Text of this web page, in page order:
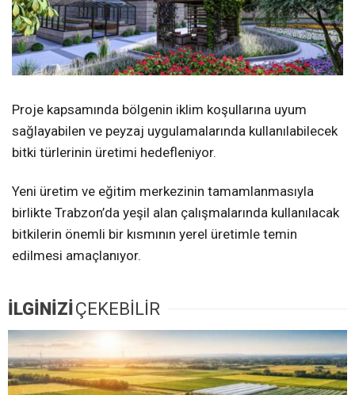
Proje kapsamında bölgenin iklim koşullarına uyum
sağlayabilen ve peyzaj uygulamalarında kullanılabilecek
bitki türlerinin üretimi hedefleniyor.
Yeni üretim ve eğitim merkezinin tamamlanmasıyla
birlikte Trabzon’da yeşil alan çalışmalarında kullanılacak
bitkilerin önemli bir kısmının yerel üretimle temin
edilmesi amaçlanıyor.
İLGİNİZİ ÇEKEBİLİR